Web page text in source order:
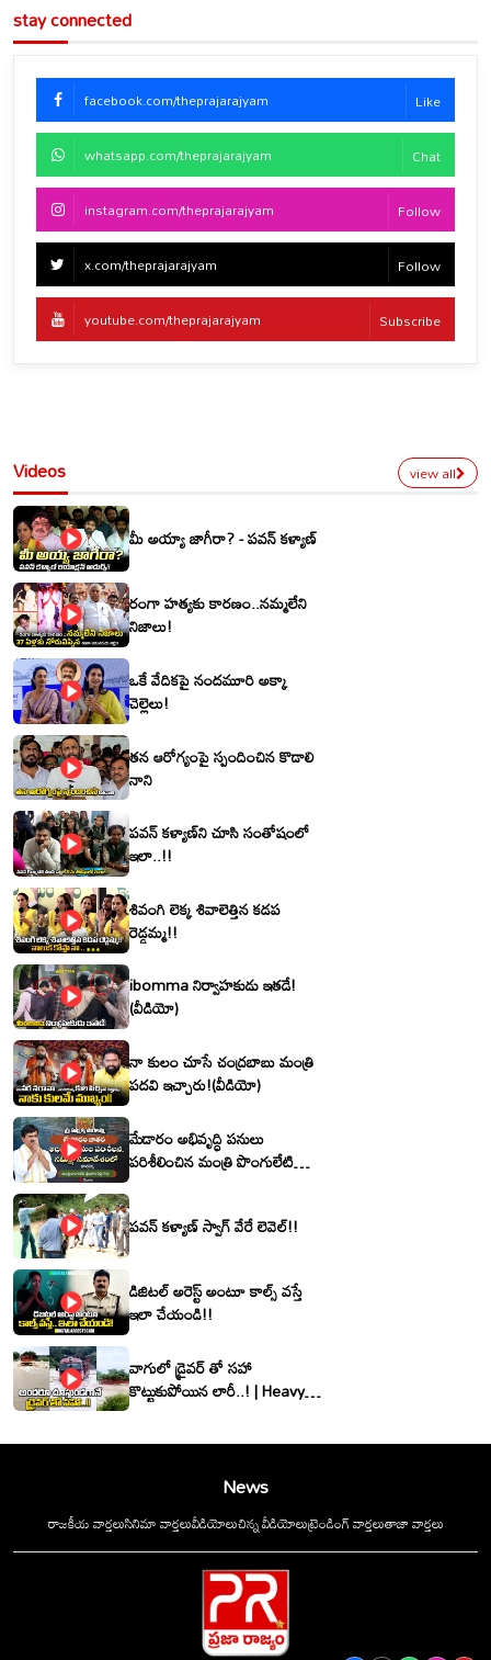
stay connected
facebook.com/theprajarajyam Like
whatsapp.com/theprajarajyam Chat
instagram.com/theprajarajyam Follow
x.com/theprajarajyam Follow
youtube.com/theprajarajyam Subscribe
Videos view all
మీ అయ్యా జాగీరా? - పవన్ కళ్యాణ్
రంగా హత్యకు కారణం..నమ్మలేని
నిజాలు!
ఒకే వేదికపై నందమూరి అక్కా
చెల్లెలు!
తన ఆరోగ్యంపై స్పందించిన కొడాలి
నాని
పవన్ కళ్యాణ్‌ని చూసి సంతోషంలో
ఇలా..!!
శివంగి లెక్క శివాలెత్తిన కడప
రెడ్డమ్మ!!
ibomma నిర్వాహకుడు ఇతడే!
(వీడియో)
నా కులం చూసే చంద్రబాబు మంత్రి
పదవి ఇచ్చారు!(వీడియో)
మేడారం అభివృద్ధి పనులు
పరిశీలించిన మంత్రి పొంగులేటి
పవన్ కళ్యాణ్ స్వాగ్ వేరే లెవెల్!!
డిజిటల్ అరెస్ట్ అంటూ కాల్స్ వస్తే
ఇలా చేయండి!!
వాగులో డ్రైవర్ తో సహా
కొట్టుకుపోయిన లారీ..! | Heavy
khammam | Montha
News
రాజకీయ వార్తలుసినిమా వార్తలువీడియోలుచిన్న వీడియోలుట్రెండింగ్ వార్తలుతాజా వార్తలు